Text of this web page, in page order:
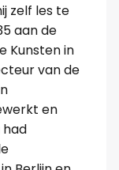
zelf les te
aan de
Kunsten in
van de
en
had